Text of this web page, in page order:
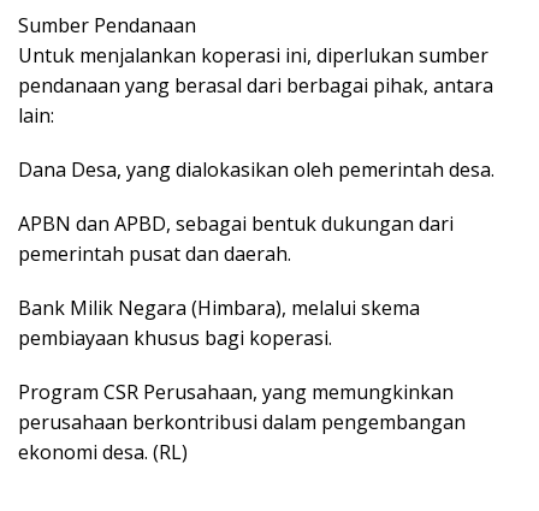
Sumber Pendanaan
Untuk menjalankan koperasi ini, diperlukan sumber
pendanaan yang berasal dari berbagai pihak, antara
lain:
Dana Desa, yang dialokasikan oleh pemerintah desa.
APBN dan APBD, sebagai bentuk dukungan dari
pemerintah pusat dan daerah.
Bank Milik Negara (Himbara), melalui skema
pembiayaan khusus bagi koperasi.
Program CSR Perusahaan, yang memungkinkan
perusahaan berkontribusi dalam pengembangan
ekonomi desa. (RL)